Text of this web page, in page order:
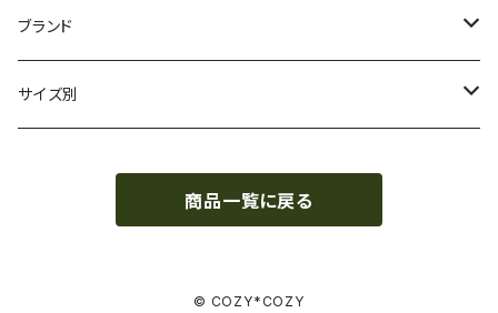
ふっくらボリューム
髪と地肌に優しい
自然なハリ・コシ
ふっくらボリューム
ヘアスプレー
ジェル
スキャルプローション
アリミノ
ルベル
ブランド
COREME
スピルナージュ
サイズ別
500ml~800ml／ポンプボトル
商品一覧に戻る
© COZY*COZY